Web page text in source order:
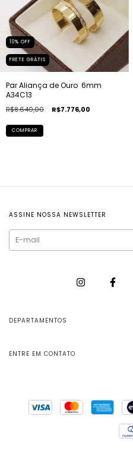
10% OFF
FRETE GRÁTIS
Par Aliança de Ouro  6mm 
A34C13
R$8.640,00 R$7.776,00
COMPRAR
ASSINE NOSSA NEWSLETTER
DEPARTAMENTOS
ENTRE EM CONTATO